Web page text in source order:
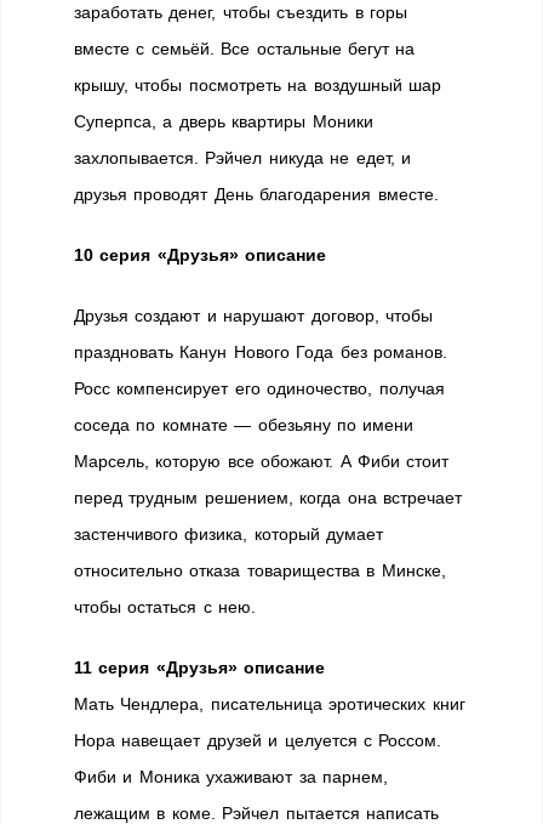
заработать денег, чтобы съездить в горы
вместе с семьёй. Все остальные бегут на
крышу, чтобы посмотреть на воздушный шар
Суперпса, а дверь квартиры Моники
захлопывается. Рэйчел никуда не едет, и
друзья проводят День благодарения вместе.
10 серия «Друзья» описание
Друзья создают и нарушают договор, чтобы
праздновать Канун Нового Года без романов.
Росс компенсирует его одиночество, получая
соседа по комнате — обезьяну по имени
Марсель, которую все обожают. А Фиби стоит
перед трудным решением, когда она встречает
застенчивого физика, который думает
относительно отказа товарищества в Минске,
чтобы остаться с нею.
11 серия «Друзья» описание
Мать Чендлера, писательница эротических книг
Нора навещает друзей и целуется с Россом.
Фиби и Моника ухаживают за парнем,
лежащим в коме. Рэйчел пытается написать